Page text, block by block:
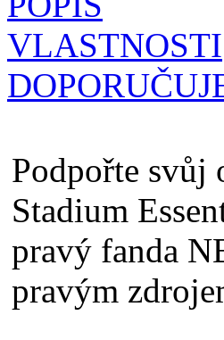
VLASTNOSTI
Podpořte svůj
Stadium
pravý fanda
pravým